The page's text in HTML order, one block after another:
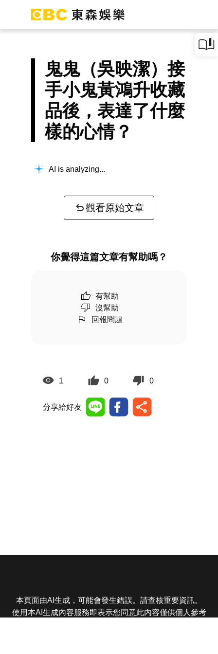
鬼鬼（吳映潔）接
手小鬼黃鴻升收藏
品後，表達了什麼
樣的心情？
AI is analyzing...
觀看原始文章
你覺得這篇文章有幫助嗎？
有幫助
沒幫助
回報問題
1 0 0
分享給好友
本頁面由AI生成，可能會發生錯誤。請查核重要資訊。
使用本AI生成內容服務即表示您同意此內容僅供個人參考